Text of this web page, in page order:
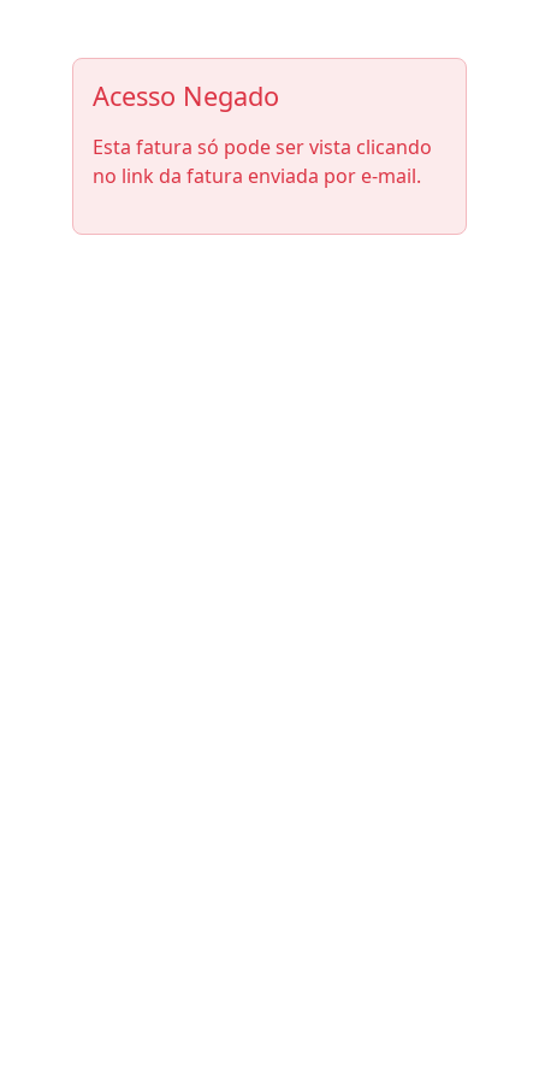
Acesso Negado
Esta fatura só pode ser vista clicando
no link da fatura enviada por e-mail.